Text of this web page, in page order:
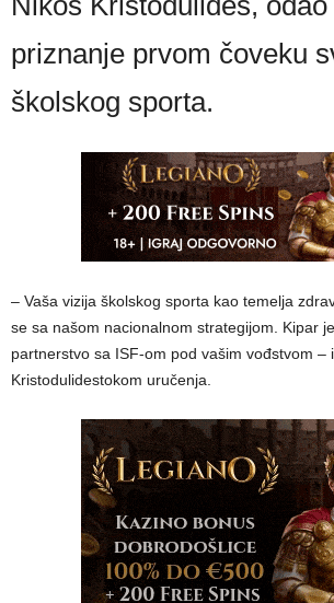
priznanje prvom čoveku
školskog sporta.
– Vaša vizija školskog sporta kao temelja
se sa našom nacionalnom strategijom. Kipar
partnerstvo sa ISF-om pod vašim vođstvom –
Kristodulidestokom uručenja.